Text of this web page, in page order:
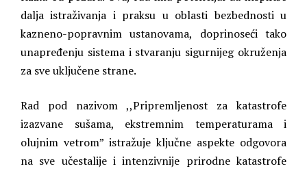
dalja istraživanja i praksu u oblasti bezbednosti u
kazneno-popravnim ustanovama, doprinoseći tako
unapređenju sistema i stvaranju sigurnijeg okruženja
za sve uključene strane.
Rad pod nazivom ,,Pripremljenost za katastrofe
izazvane sušama, ekstremnim temperaturama i
olujnim vetrom” istražuje ključne aspekte odgovora
na sve učestalije i intenzivnije prirodne katastrofe